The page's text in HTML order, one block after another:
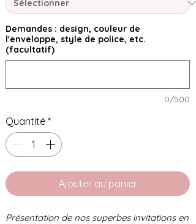
Demandes : design, couleur de
l'enveloppe, style de police, etc.
(facultatif)
0/500
Quantité *
Ajouter au panier
Présentation de nos superbes invitations en